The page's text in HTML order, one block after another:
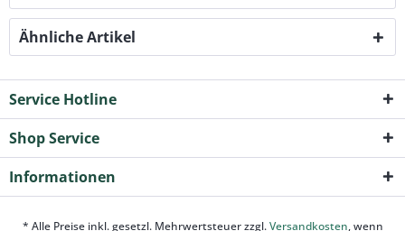
Ähnliche Artikel
Service Hotline
Shop Service
Informationen
* Alle Preise inkl. gesetzl. Mehrwertsteuer zzgl.Versandkosten, wenn